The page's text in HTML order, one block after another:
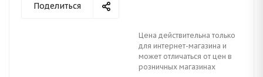
Поделиться
Цена действительна только
для интернет-магазина и
может отличаться от цен в
розничных магазинах